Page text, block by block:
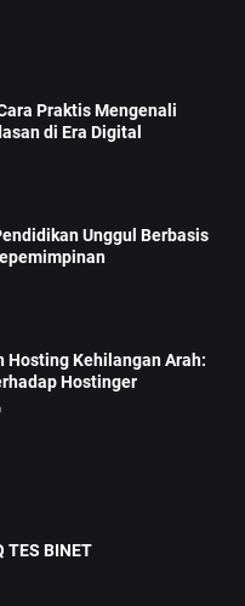
Praktis Mengenali
di Era Digital
Unggul Berbasis
Hosting Kehilangan Arah:
Hostinger
TES BINET